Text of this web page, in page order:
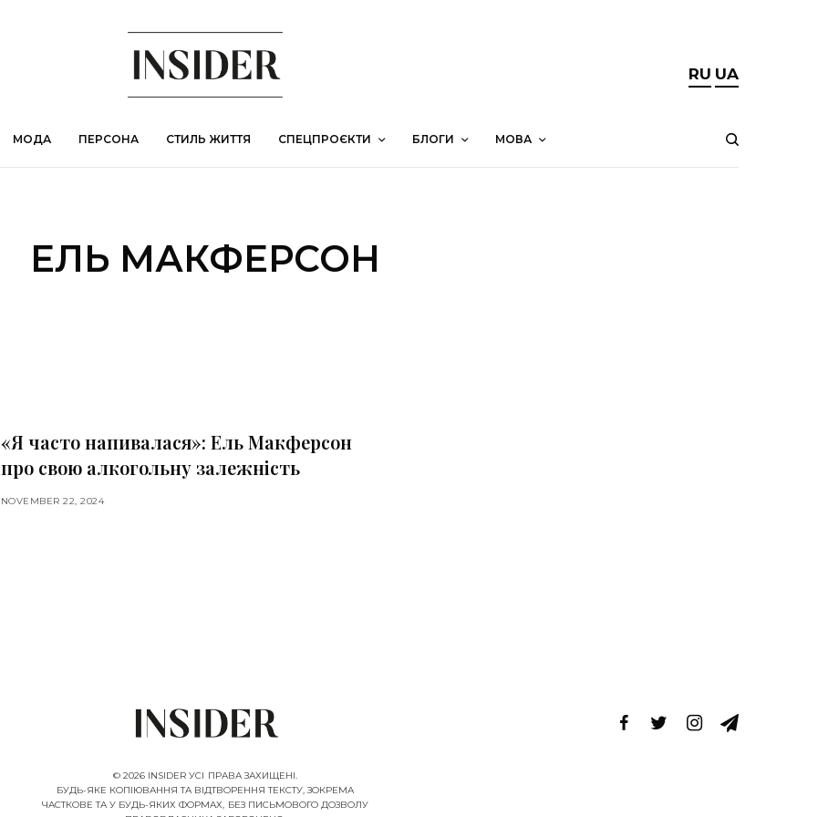
RU UA
МОДА ПЕРСОНА СТИЛЬ ЖИТТЯ СПЕЦПРОЄКТИ БЛОГИ МОВА
ЕЛЬ МАКФЕРСОН
«Я часто напивалася»: Ель Макферсон
про свою алкогольну залежність
NOVEMBER 22, 2024
© 2026 INSIDER УСІ ПРАВА ЗАХИЩЕНІ.
БУДЬ-ЯКЕ КОПІЮВАННЯ ТА ВІДТВОРЕННЯ ТЕКСТУ, ЗОКРЕМА
ЧАСТКОВЕ ТА У БУДЬ-ЯКИХ ФОРМАХ, БЕЗ ПИСЬМОВОГО ДОЗВОЛУ